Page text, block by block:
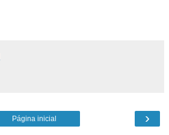
›
Página inicial